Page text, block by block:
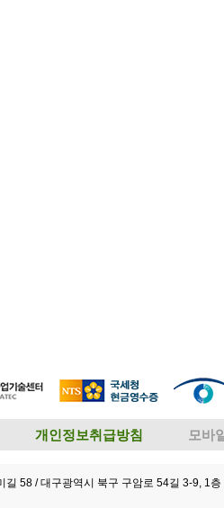
개인정보취급방침 모바
길 58 / 대구광역시 북구 구암로 54길 3-9, 1